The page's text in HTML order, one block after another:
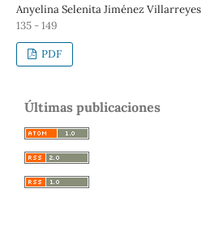
Anyelina Selenita Jiménez Villarreyes
135 - 149
PDF
Últimas publicaciones